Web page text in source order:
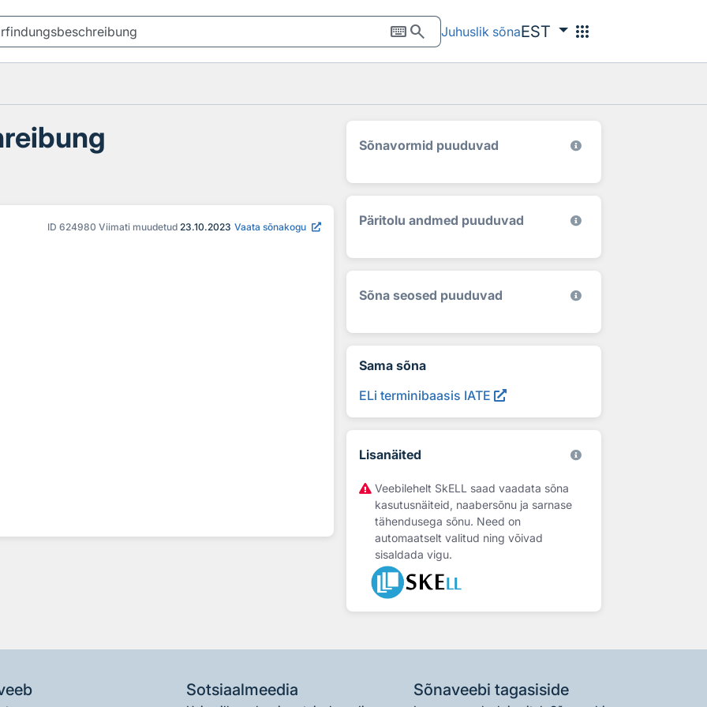
keyboardsearch Juhuslik sõnaEST apps
ID 624980 Viimati muudetud 23.10.2023 Vaata sõnakogu
Sõnavormid puuduvad
Päritolu andmed puuduvad
Sõna seosed puuduvad
Sama sõna
ELi terminibaasis IATE
Lisanäited
Veebilehelt SkELL saad vaadata sõna
kasutusnäiteid, naabersõnu ja sarnase
tähendusega sõnu. Need on
automaatselt valitud ning võivad
sisaldada vigu.
Sotsiaalmeedia Sõnaveebi tagasiside